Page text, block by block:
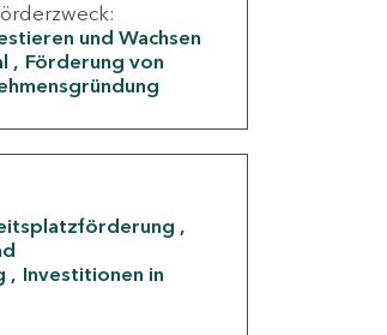
und Wachsen
Förderung von
Investitionen in